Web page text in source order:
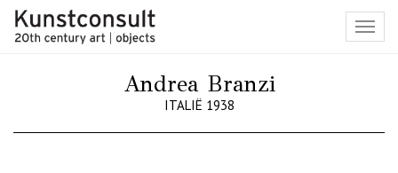
Andrea Branzi
ITALIË 1938